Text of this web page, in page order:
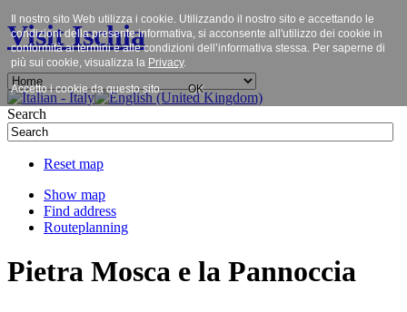
Visit Ischia
Search
Reset map
Show map
Find address
Routeplanning
Pietra Mosca e la Pannoccia
Il nostro sito Web utilizza i cookie. Utilizzando il nostro sito e accettando le
condizioni della presente informativa, si acconsente all'utilizzo dei cookie in
conformità ai termini e alle condizioni dell’informativa stessa. Per saperne di
più sui cookie, visualizza la Privacy.
Accetto i cookie da questo sito. OK